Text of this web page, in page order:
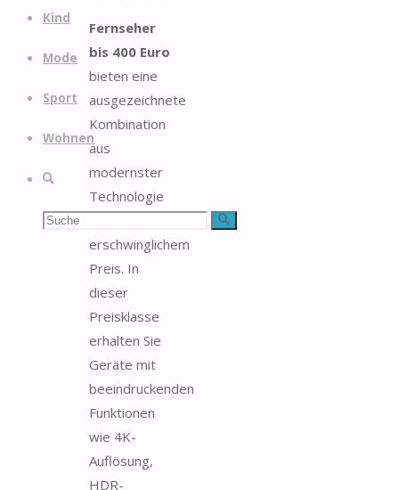
Kind
Mode
Sport
Wohnen
Suche
Suchen Suche
Fernseher
bis 400 Euro
bieten eine
ausgezeichnete
Kombination
aus
modernster
Technologie
erschwinglichem
Preis. In
dieser
Preisklasse
erhalten Sie
Geräte mit
beeindruckenden
Funktionen
wie 4K-
Auflösung,
HDR-